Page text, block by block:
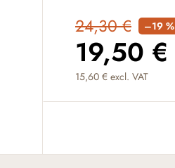
24,30 € –19 %
19,50 €
15,60 € excl. VAT
Measure price: